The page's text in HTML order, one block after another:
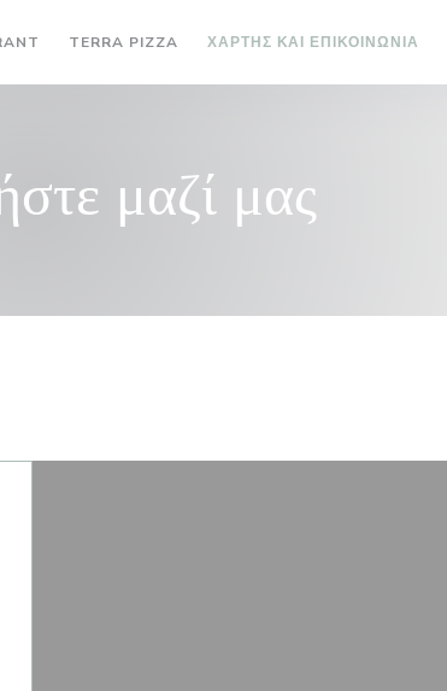
((ΑΝΟΊΓΕΙ ΣΕ ΝΈΟ ΠΑΡΆΘΥΡΟ))
TERRA PIZZA ((ΑΝΟΊΓΕΙ ΣΕ ΝΈΟ ΠΑΡΆΘΥΡΟ))
ΧΆΡΤΗΣ ΚΑΙ ΕΠΙΚΟΙΝΩΝΊΑ
μαζί μας